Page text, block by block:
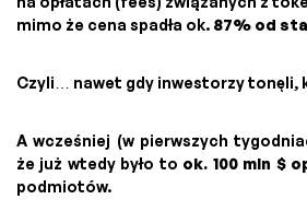
mimo że cena spadła ok. 87% od
Czyli… nawet gdy inwestorzy tonęli,
A wcześniej (w pierwszych
że już wtedy było to ok. 100 mln $
podmiotów.